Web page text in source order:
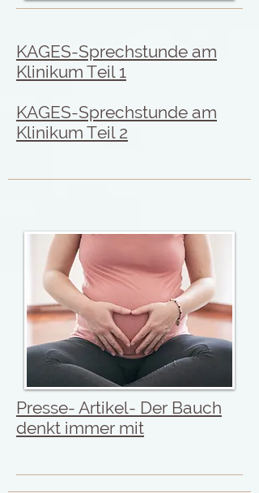
KAGES-Sprechstunde am
Klinikum Teil 1
KAGES-Sprechstunde am
Klinikum Teil 2
Presse- Artikel- Der Bauch
denkt immer mit